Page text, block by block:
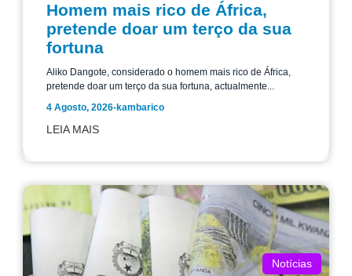
Homem mais rico de África,
pretende doar um terço da sua
fortuna
Aliko Dangote, considerado o homem mais rico de África,
pretende doar um terço da sua fortuna, actualmente...
4 Agosto, 2026-kambarico
LEIA MAIS
Notícias